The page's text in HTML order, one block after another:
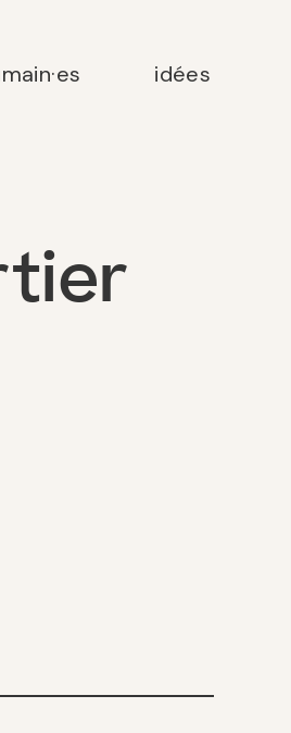
idées